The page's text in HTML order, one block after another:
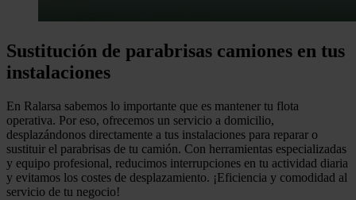
Sustitución de parabrisas camiones en tus
instalaciones
En Ralarsa sabemos lo importante que es mantener tu flota
operativa. Por eso, ofrecemos un servicio a domicilio,
desplazándonos directamente a tus instalaciones para reparar o
sustituir el parabrisas de tu camión. Con herramientas especializadas
y equipo profesional, reducimos interrupciones en tu actividad diaria
y evitamos los costes de desplazamiento. ¡Eficiencia y comodidad al
servicio de tu negocio!